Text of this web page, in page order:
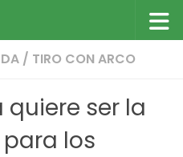
/ TIRO CON ARCO
ser la
los